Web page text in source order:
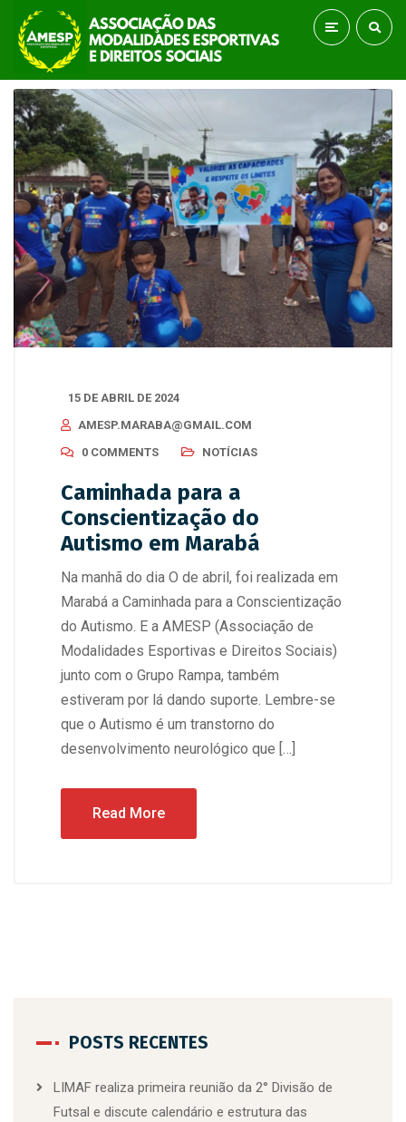
15 DE ABRIL DE 2024
AMESP.MARABA@GMAIL.COM
0 COMMENTS
NOTÍCIAS
Caminhada para a
Conscientização do
Autismo em Marabá
Na manhã do dia O de abril, foi realizada em
Marabá a Caminhada para a Conscientização
do Autismo. E a AMESP (Associação de
Modalidades Esportivas e Direitos Sociais)
junto com o Grupo Rampa, também
estiveram por lá dando suporte. Lembre-se
que o Autismo é um transtorno do
desenvolvimento neurológico que […]
Read More
POSTS RECENTES
LIMAF realiza primeira reunião da 2° Divisão de
Futsal e discute calendário e estrutura das